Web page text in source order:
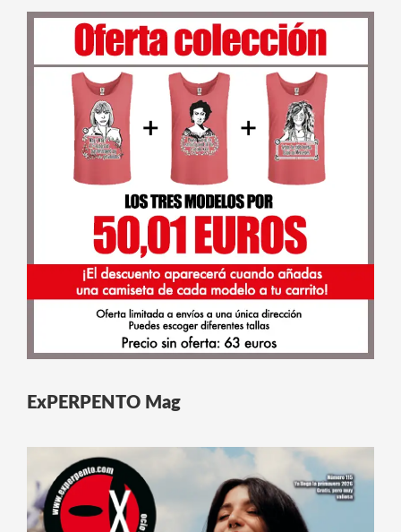
ExPERPENTO Mag